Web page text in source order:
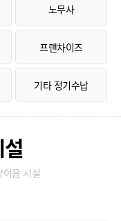
노무사
프랜차이즈
기타 정기수납
이음 시설